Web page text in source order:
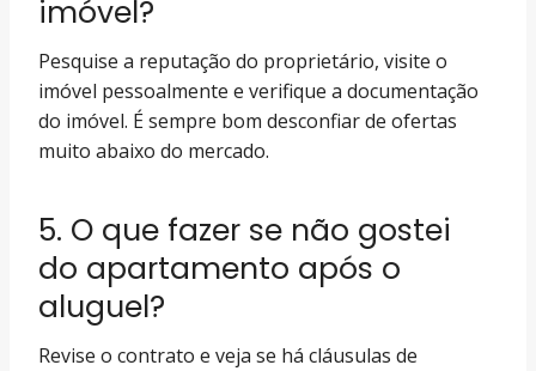
imóvel?
Pesquise a reputação do proprietário, visite o
imóvel pessoalmente e verifique a documentação
do imóvel. É sempre bom desconfiar de ofertas
muito abaixo do mercado.
5. O que fazer se não gostei
do apartamento após o
aluguel?
Revise o contrato e veja se há cláusulas de